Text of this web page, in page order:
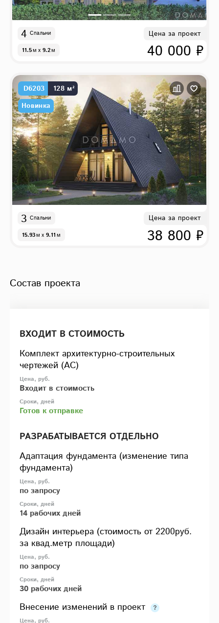
4 Спальни
11.5м x 9.2м
Цена за проект
40 000 ₽
D6203
128 м²
Новинка
3 Спальни
15.93м x 9.11м
Цена за проект
38 800 ₽
Состав проекта
ВХОДИТ В СТОИМОСТЬ
Комплект архитектурно-строительных
чертежей (АС)
Входит в стоимость
Готов к отправке
РАЗРАБАТЫВАЕТСЯ ОТДЕЛЬНО
Адаптация фундамента (изменение типа
фундамента)
по запросу
14 рабочих дней
Дизайн интерьера (стоимость от 2200руб.
за квад.метр площади)
по запросу
30 рабочих дней
Внесение изменений в проект